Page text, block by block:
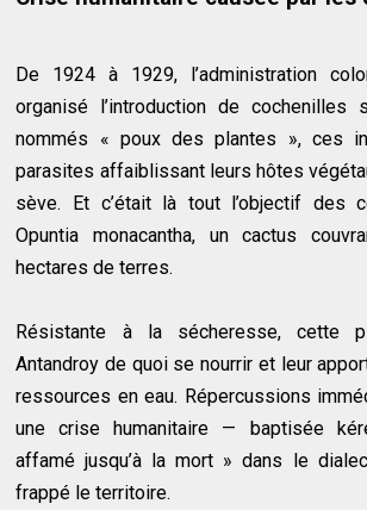
De 1924 à 1929, l’administration
organisé l’introduction de cochenilles
nommés « poux des plantes », ces
parasites affaiblissant leurs hôtes
sève. Et c’était là tout l’objectif des
Opuntia monacantha, un cactus
hectares de terres.
Résistante à la sécheresse, cette
Antandroy de quoi se nourrir et leur
ressources en eau. Répercussions
une crise humanitaire — baptisée
affamé jusqu’à la mort » dans le
frappé le territoire.